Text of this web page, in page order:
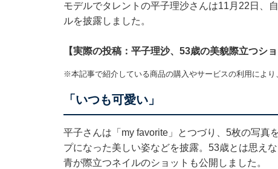
モデルでタレントの平子理沙さんは11月22日、
ルを披露しました。
【実際の投稿：平子理沙、53歳の美貌際立つショ
※本記事で紹介している商品の購入やサービスの利用によ
「いつも可愛い」
平子さんは「my favorite」とつづり、5枚の写真
プになった美しい姿などを披露。53歳とは思え
青が際立つネイルのショットも公開しました。